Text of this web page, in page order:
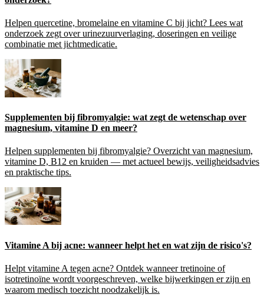
Helpen quercetine, bromelaine en vitamine C bij jicht? Lees wat
onderzoek zegt over urinezuurverlaging, doseringen en veilige
combinatie met jichtmedicatie.
Supplementen bij fibromyalgie: wat zegt de wetenschap over
magnesium, vitamine D en meer?
Helpen supplementen bij fibromyalgie? Overzicht van magnesium,
vitamine D, B12 en kruiden — met actueel bewijs, veiligheidsadvies
en praktische tips.
Vitamine A bij acne: wanneer helpt het en wat zijn de risico's?
Helpt vitamine A tegen acne? Ontdek wanneer tretinoine of
isotretinoïne wordt voorgeschreven, welke bijwerkingen er zijn en
waarom medisch toezicht noodzakelijk is.